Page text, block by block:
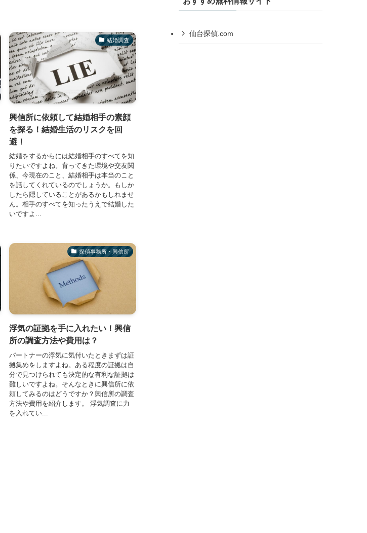
結婚調査
興信所に依頼して結婚相手の素顔
を探る！結婚生活のリスクを回
避！
結婚をするからには結婚相手のすべてを知
りたいですよね。育ってきた環境や交友関
係、今現在のこと、結婚相手は本当のこと
を話してくれているのでしょうか。もしか
したら隠していることがあるかもしれませ
ん。相手のすべてを知ったうえで結婚した
いですよ...
探偵事務所・興信所
浮気の証拠を手に入れたい！興信
所の調査方法や費用は？
パートナーの浮気に気付いたときまずは証
拠集めをしますよね。ある程度の証拠は自
分で見つけられても決定的な有利な証拠は
難しいですよね。そんなときに興信所に依
頼してみるのはどうですか？興信所の調査
方法や費用を紹介します。 浮気調査に力
を入れてい...
仙台探偵.com